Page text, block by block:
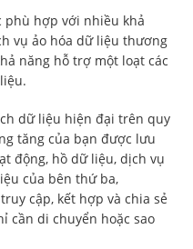
phù hợp với nhiều khả
vụ ảo hóa dữ liệu thương
năng hỗ trợ một loạt các
dữ liệu hiện đại trên quy
tăng của bạn được lưu
động, hồ dữ liệu, dịch vụ
của bên thứ ba,
cập, kết hợp và chia sẻ
cần di chuyển hoặc sao